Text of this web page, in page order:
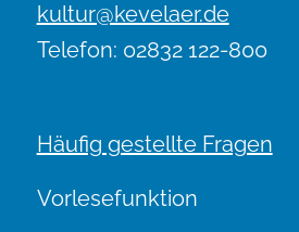
kultur@kevelaer.de
Telefon: 02832 122-800
Häufig gestellte Fragen
Vorlesefunktion